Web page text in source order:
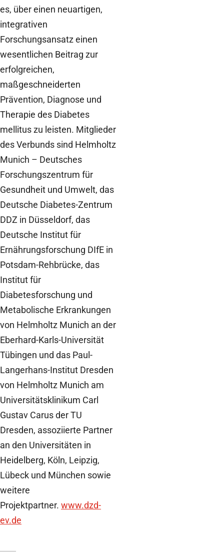
es, über einen neuartigen,
integrativen
Forschungsansatz einen
wesentlichen Beitrag zur
erfolgreichen,
maßgeschneiderten
Prävention, Diagnose und
Therapie des Diabetes
mellitus zu leisten. Mitglieder
des Verbunds sind Helmholtz
Munich – Deutsches
Forschungszentrum für
Gesundheit und Umwelt, das
Deutsche Diabetes-Zentrum
DDZ in Düsseldorf, das
Deutsche Institut für
Ernährungsforschung DIfE in
Potsdam-Rehbrücke, das
Institut für
Diabetesforschung und
Metabolische Erkrankungen
von Helmholtz Munich an der
Eberhard-Karls-Universität
Tübingen und das Paul-
Langerhans-Institut Dresden
von Helmholtz Munich am
Universitätsklinikum Carl
Gustav Carus der TU
Dresden, assoziierte Partner
an den Universitäten in
Heidelberg, Köln, Leipzig,
Lübeck und München sowie
weitere
Projektpartner. www.dzd-
ev.de